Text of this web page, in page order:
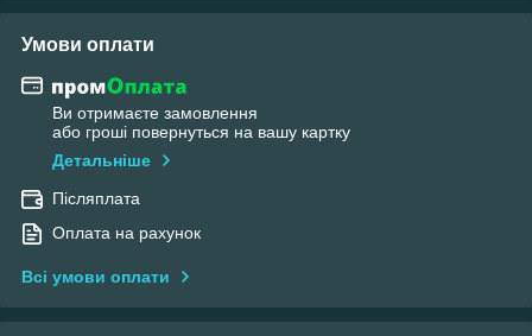
Умови оплати
Ви отримаєте замовлення
або гроші повернуться на вашу картку
Детальніше
Післяплата
Оплата на рахунок
Всі умови оплати